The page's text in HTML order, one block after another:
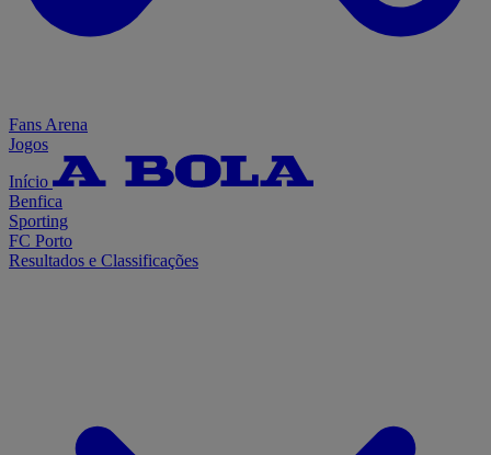
Fans Arena
Jogos
Início
Benfica
Sporting
FC Porto
Resultados e Classificações